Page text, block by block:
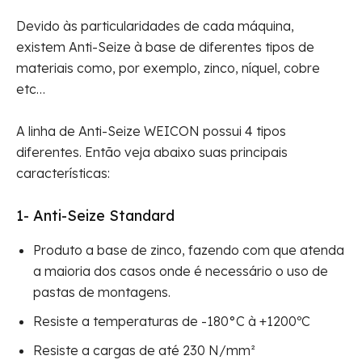
Devido às particularidades de cada máquina,
existem Anti-Seize à base de diferentes tipos de
materiais como, por exemplo, zinco, níquel, cobre
etc…
A linha de Anti-Seize WEICON possui 4 tipos
diferentes. Então veja abaixo suas principais
características:
1- Anti-Seize Standard
Produto a base de zinco, fazendo com que atenda
a maioria dos casos onde é necessário o uso de
pastas de montagens.
Resiste a temperaturas de -180°C à +1200ºC
Resiste a cargas de até 230 N/mm²